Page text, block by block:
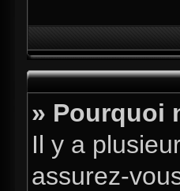
» Pourquoi
Il y a
assurez-